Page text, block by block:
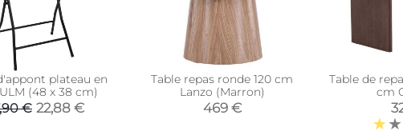
plateau en
(48 x 38 cm)
€ 22,88 €
Table repas ronde 120 cm
Lanzo (Marron)
469 €
Table de
cm